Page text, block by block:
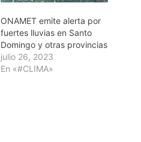
ONAMET emite alerta por
fuertes lluvias en Santo
Domingo y otras provincias
julio 26, 2023
En «#CLIMA»